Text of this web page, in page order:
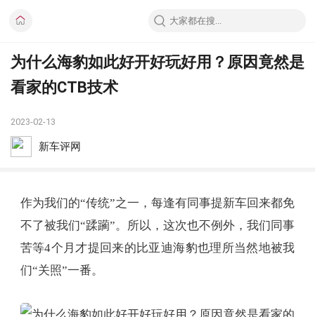
为什么海豹如此好开好玩好用？原因竟然是
看家的CTB技术
2023-02-13
新车评网
作为我们的“传统”之一，每逢有同事提新车回来都免
不了被我们“蹂躏”。所以，这次也不例外，我们同事
苦等4个月才提回来的比亚迪海豹也理所当然地被我
们“关照”一番。